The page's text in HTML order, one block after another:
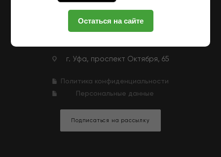
+7 (927) 326-47-25 ЗАКАЗАТЬ ЗВОНОК
г. Уфа, проспект Октября, 65
Политика конфиденциальности
Персональные данные
Подписаться на рассылку
Остаться на сайте